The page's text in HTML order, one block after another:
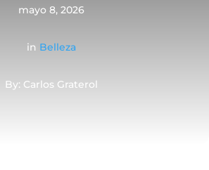
mayo 8, 2026
in Belleza
By: Carlos Graterol